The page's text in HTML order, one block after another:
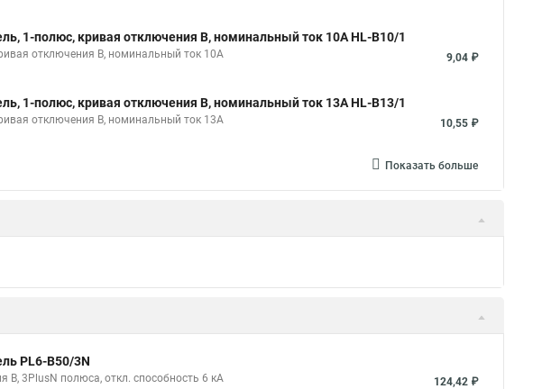
1-полюс, кривая отключения B, номинальный ток 10А HL-B10/1
отключения B, номинальный ток 10А 9,04 ₽
1-полюс, кривая отключения B, номинальный ток 13А HL-B13/1
отключения B, номинальный ток 13А 10,55 ₽
Показать больше
PL6-B50/3N
3PlusN полюса, откл. способность 6 кА 124,42 ₽